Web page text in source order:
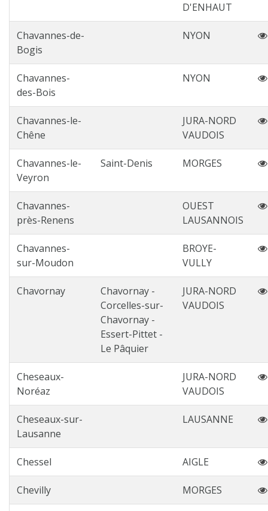
D'ENHAUT
Chavannes-de-
Bogis
NYON
Chavannes-
des-Bois
NYON
Chavannes-le-
Chêne
JURA-NORD
VAUDOIS
Chavannes-le-
Veyron
Saint-Denis MORGES
Chavannes-
près-Renens
OUEST
LAUSANNOIS
Chavannes-
sur-Moudon
BROYE-
VULLY
Chavornay
Chavornay -
Corcelles-sur-
Chavornay -
Essert-Pittet -
Le Pâquier
JURA-NORD
VAUDOIS
Cheseaux-
Noréaz
JURA-NORD
VAUDOIS
Cheseaux-sur-
Lausanne
LAUSANNE
Chessel AIGLE
Chevilly MORGES